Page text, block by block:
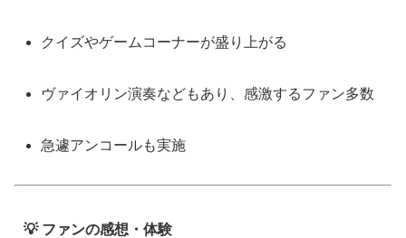
クイズやゲームコーナーが盛り上がる
ヴァイオリン演奏などもあり、感激するファン多数
急遽アンコールも実施
💡 ファンの感想・体験